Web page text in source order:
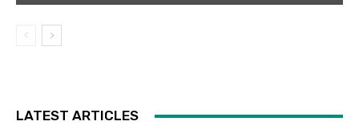
LATEST ARTICLES